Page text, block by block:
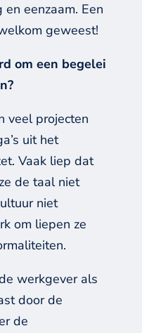
eenzaam. Een
geweest!
om een begelei
veel projecten
uit het
Vaak liep dat
de taal niet
niet
om liepen ze
werkgever als
door de
de